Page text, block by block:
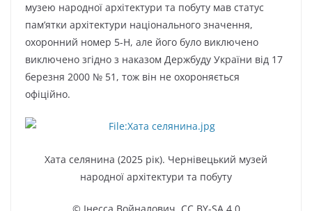
музею народної архітектури та побуту мав статус
пам’ятки архітектури національного значення,
охоронний номер 5-Н, але його було виключено
виключено згідно з наказом Держбуду України від 17
березня 2000 № 51, тож він не охороняється
офіційно.
Хата селянина (2025 рік). Чернівецький музей
народної архітектури та побуту